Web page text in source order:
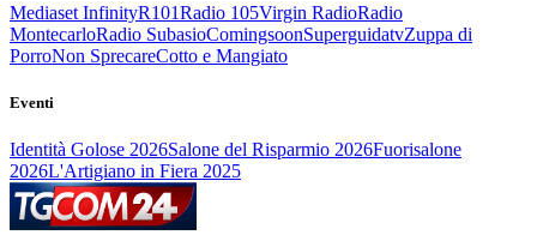
Mediaset InfinityR101Radio 105Virgin RadioRadio
MontecarloRadio SubasioComingsoonSuperguidatvZuppa di
PorroNon SprecareCotto e Mangiato
Eventi
Identità Golose 2026Salone del Risparmio 2026Fuorisalone
2026L'Artigiano in Fiera 2025